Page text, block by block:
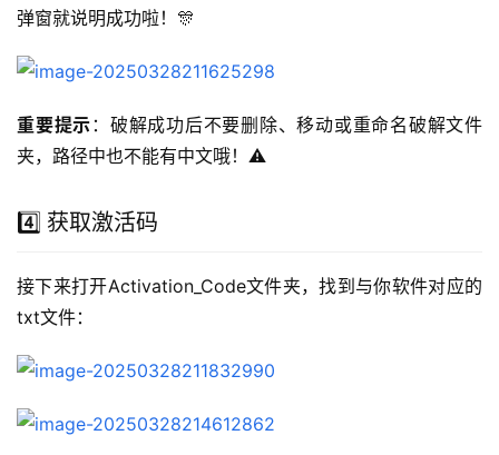
弹窗就说明成功啦！🎊
重要提示 ：破解成功后不要删除、移动或重命名破解文件
夹，路径中也不能有中文哦！⚠️
4️⃣ 获取激活码
接下来打开Activation_Code文件夹，找到与你软件对应的
txt文件：